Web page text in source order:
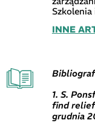
Szkolenia
INNE
1. S.
find relief
grudnia